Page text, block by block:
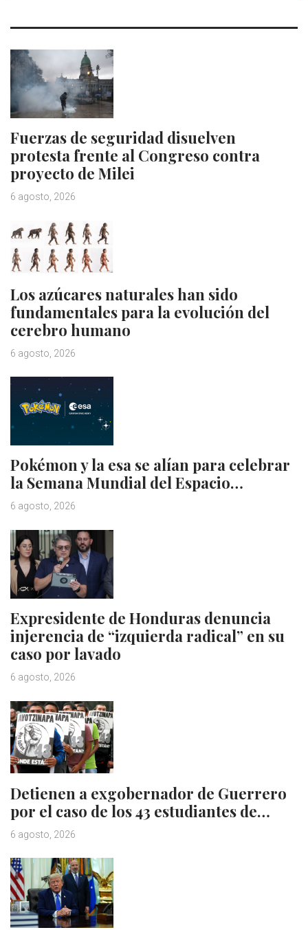
Fuerzas de seguridad disuelven
protesta frente al Congreso contra
proyecto de Milei
6 agosto, 2026
Los azúcares naturales han sido
fundamentales para la evolución del
cerebro humano
6 agosto, 2026
Pokémon y la esa se alían para celebrar
la Semana Mundial del Espacio…
6 agosto, 2026
Expresidente de Honduras denuncia
injerencia de “izquierda radical” en su
caso por lavado
6 agosto, 2026
Detienen a exgobernador de Guerrero
por el caso de los 43 estudiantes de…
6 agosto, 2026